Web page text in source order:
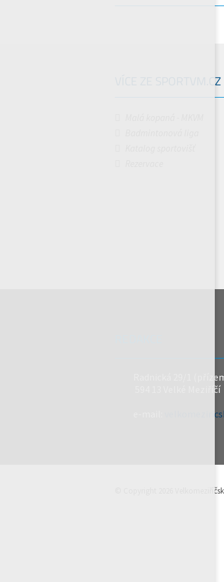
VÍCE ZE SPORTVM.CZ
Radnická 29/1
594 13 Velké Meziříčí
© Copyright 2026